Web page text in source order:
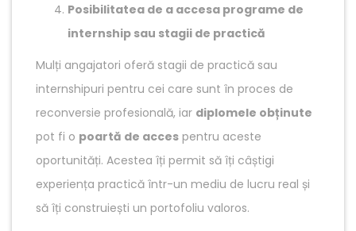
Posibilitatea de a accesa programe de
internship sau stagii de practică
Mulți angajatori oferă stagii de practică sau
internshipuri pentru cei care sunt în proces de
reconversie profesională, iar diplomele obținute
pot fi o poartă de acces pentru aceste
oportunități. Acestea îți permit să îți câștigi
experiența practică într-un mediu de lucru real și
să îți construiești un portofoliu valoros.